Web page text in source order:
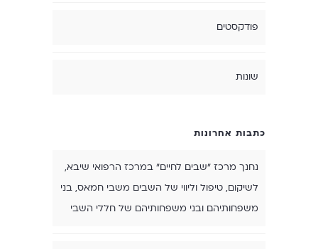
פודקסטים
שונות
כתבות אחרונות
נחנך מרכז "שבים לחיים" במרכז הרפואי שיבא,
לשיקום, טיפול וליווי של השבים משבי חמאס, בני
משפחותיהם ובני משפחותיהם של חללי השבי